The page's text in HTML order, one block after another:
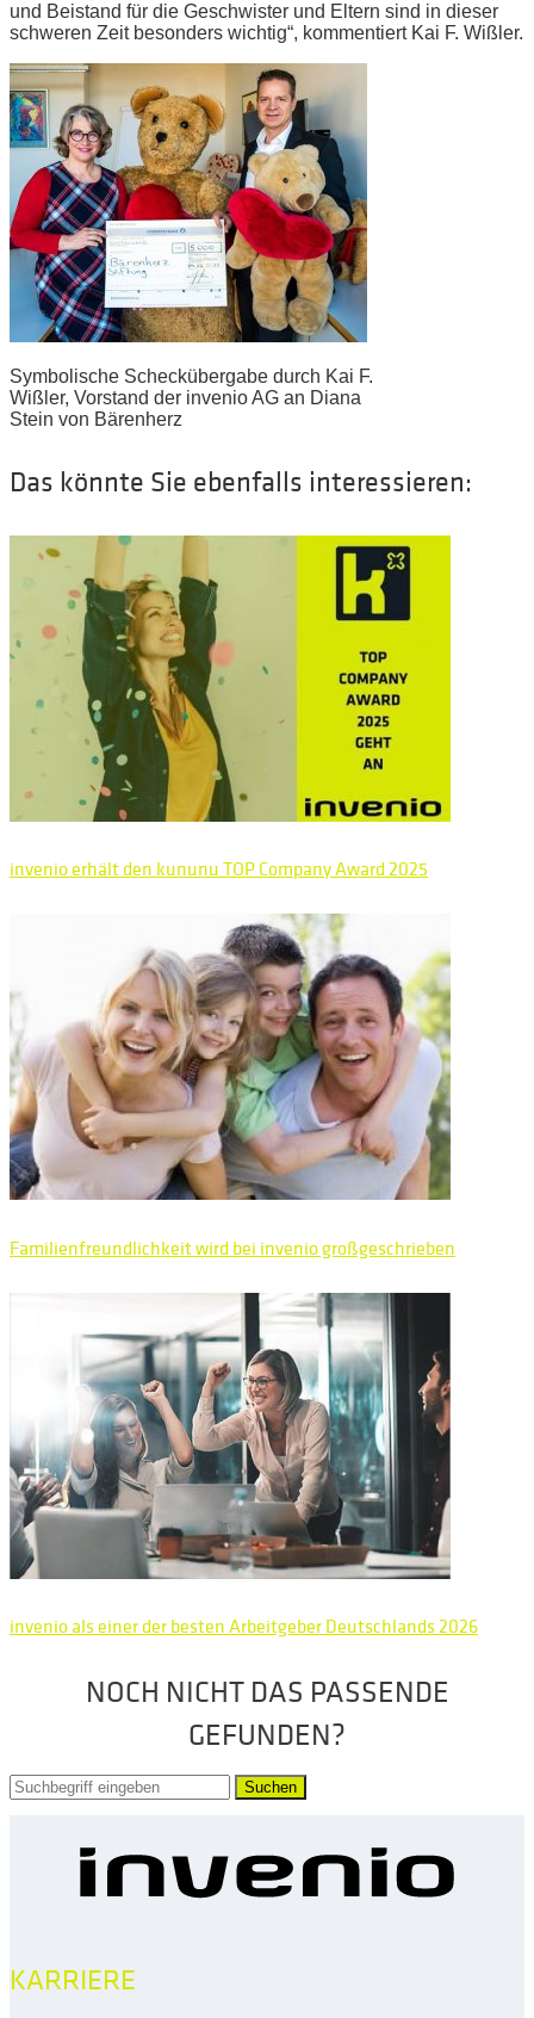
und Beistand für die Geschwister und Eltern sind in dieser
schweren Zeit besonders wichtig“, kommentiert Kai F. Wißler.
Symbolische Scheckübergabe durch Kai F.
Wißler, Vorstand der invenio AG an Diana
Stein von Bärenherz
Das könnte Sie ebenfalls interessieren:
invenio erhält den kununu TOP Company Award 2025
Familienfreundlichkeit wird bei invenio großgeschrieben
invenio als einer der besten Arbeitgeber Deutschlands 2026
NOCH NICHT DAS PASSENDE
GEFUNDEN?
Suchen
KARRIERE